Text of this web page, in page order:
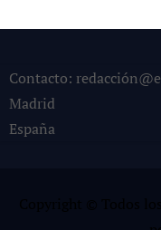
Contacto:
Madrid
España